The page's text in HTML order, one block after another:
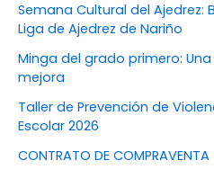
Semana Cultural del Ajedrez:
Liga de Ajedrez de Nariño
Minga del grado primero:
mejora
Taller de Prevención de
Escolar 2026
CONTRATO DE COMPRAVENTA